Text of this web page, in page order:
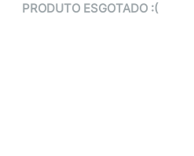
PRODUTO ESGOTADO :(